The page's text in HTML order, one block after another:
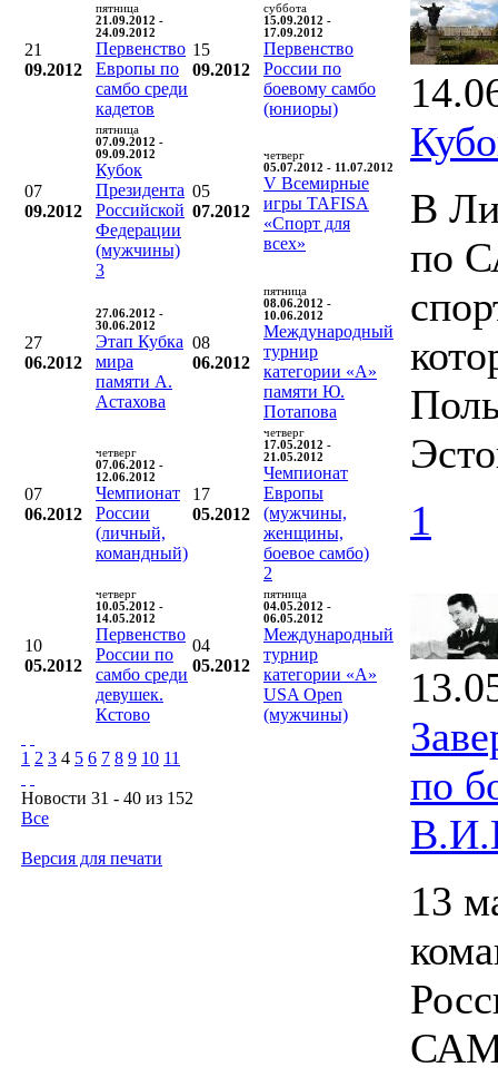
21
09.2012
пятница
21.09.2012 -
24.09.2012
Первенство
Европы по
самбо среди
кадетов
15
09.2012
суббота
15.09.2012 -
17.09.2012
Первенство
России по
боевому самбо
(юниоры)
07
09.2012
пятница
07.09.2012 -
09.09.2012
Кубок
Президента
Российской
Федерации
(мужчины)
3
05
07.2012
четверг
05.07.2012 - 11.07.2012
V Всемирные
игры TAFISA
«Спорт для
всех»
27
06.2012
27.06.2012 -
30.06.2012
Этап Кубка
мира
памяти А.
Астахова
08
06.2012
пятница
08.06.2012 -
10.06.2012
Международный
турнир
категории «А»
памяти Ю.
Потапова
07
06.2012
четверг
07.06.2012 -
12.06.2012
Чемпионат
России
(личный,
командный)
17
05.2012
четверг
17.05.2012 -
21.05.2012
Чемпионат
Европы
(мужчины,
женщины,
боевое самбо)
2
10
05.2012
четверг
10.05.2012 -
14.05.2012
Первенство
России по
самбо среди
девушек.
Кстово
04
05.2012
пятница
04.05.2012 -
06.05.2012
Международный
турнир
категории «А»
USA Open
(мужчины)
1 2 3 4 5 6 7 8 9 10 11
Новости 31 - 40 из 152
Все
Версия для печати
В
по
1
по
13